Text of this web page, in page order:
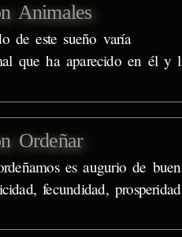
Animales
de este sueño varía
que ha aparecido en él y
Ordeñar
es augurio de
fecundidad,